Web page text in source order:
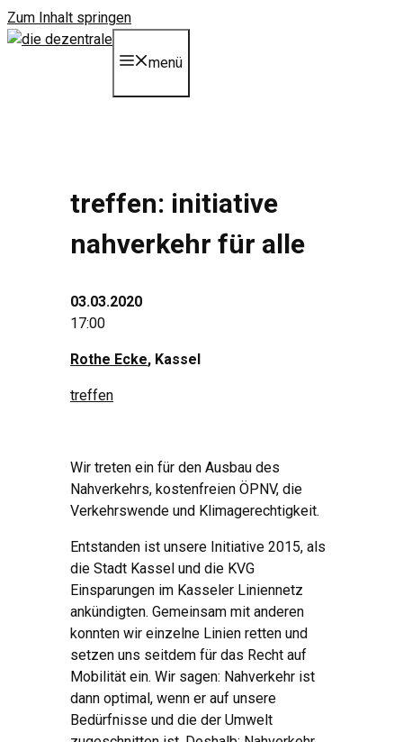
Zum Inhalt springen
menü
treffen: initiative
nahverkehr für alle
03.03.2020
17:00
Rothe Ecke, Kassel
treffen
Wir treten ein für den Ausbau des
Nahverkehrs, kostenfreien ÖPNV, die
Verkehrswende und Klimagerechtigkeit.
Entstanden ist unsere Initiative 2015, als
die Stadt Kassel und die KVG
Einsparungen im Kasseler Liniennetz
ankündigten. Gemeinsam mit anderen
konnten wir einzelne Linien retten und
setzen uns seitdem für das Recht auf
Mobilität ein. Wir sagen: Nahverkehr ist
dann optimal, wenn er auf unsere
Bedürfnisse und die der Umwelt